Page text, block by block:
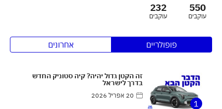
550
עוקבים
232
עוקבים
פופולריים אחרונים
1
זה הקטן גדול יהיה? קיה סטוניק החדש
בדרך לישראל
20 אפריל 2026